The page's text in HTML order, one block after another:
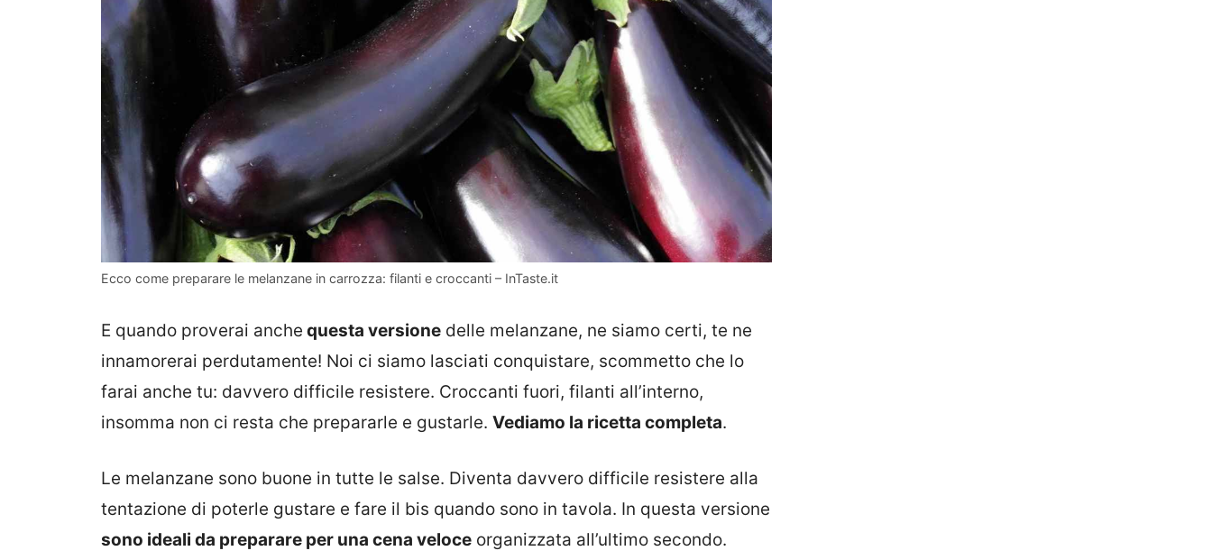
Ecco come preparare le melanzane in carrozza: filanti e croccanti – InTaste.it
E quando proverai anche questa versione delle melanzane, ne siamo certi, te ne
innamorerai perdutamente! Noi ci siamo lasciati conquistare, scommetto che lo
farai anche tu: davvero difficile resistere. Croccanti fuori, filanti all’interno,
insomma non ci resta che prepararle e gustarle. Vediamo la ricetta completa.
Le melanzane sono buone in tutte le salse. Diventa davvero difficile resistere alla
tentazione di poterle gustare e fare il bis quando sono in tavola. In questa versione
sono ideali da preparare per una cena veloce organizzata all’ultimo secondo.